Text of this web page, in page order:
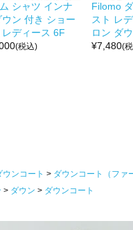
シャツ インナ
ウン 付き ショー
レディース 6F
(税込)
Filomo
スト レ
ロン ダ
¥7,480(
ウンコート
ダウンコート（ファ
ダウン
ダウンコート